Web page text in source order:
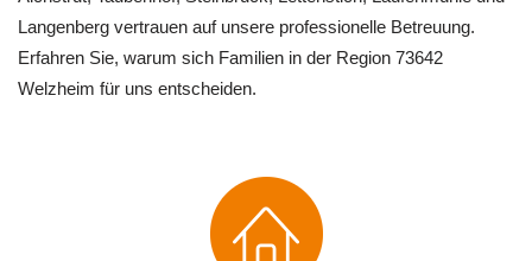
Langenberg vertrauen auf unsere professionelle Betreuung.
Erfahren Sie, warum sich Familien in der Region 73642
Welzheim für uns entscheiden.